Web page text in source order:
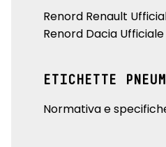
Renord Renault
Renord Dacia Ufficiale
ETICHETTE
Normativa e